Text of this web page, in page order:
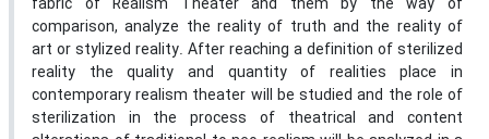
comparison, analyze the reality of truth and the reality of
art or stylized reality. After reaching a definition of sterilized
reality the quality and quantity of realities place in
contemporary realism theater will be studied and the role of
sterilization in the process of theatrical and content